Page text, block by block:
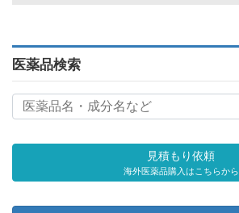
医薬品検索
見積もり依頼
海外医薬品購入はこちらから